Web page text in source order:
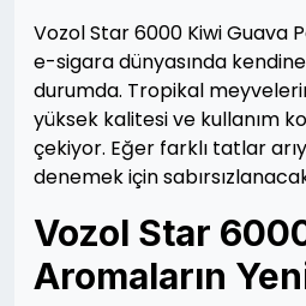
Vozol Star 6000 Kiwi Guava
e-sigara dünyasında
durumda. Tropikal
yüksek kalitesi ve kullanım
çekiyor. Eğer farklı tatlar
denemek için
Vozol Star
Aromaların Yeni